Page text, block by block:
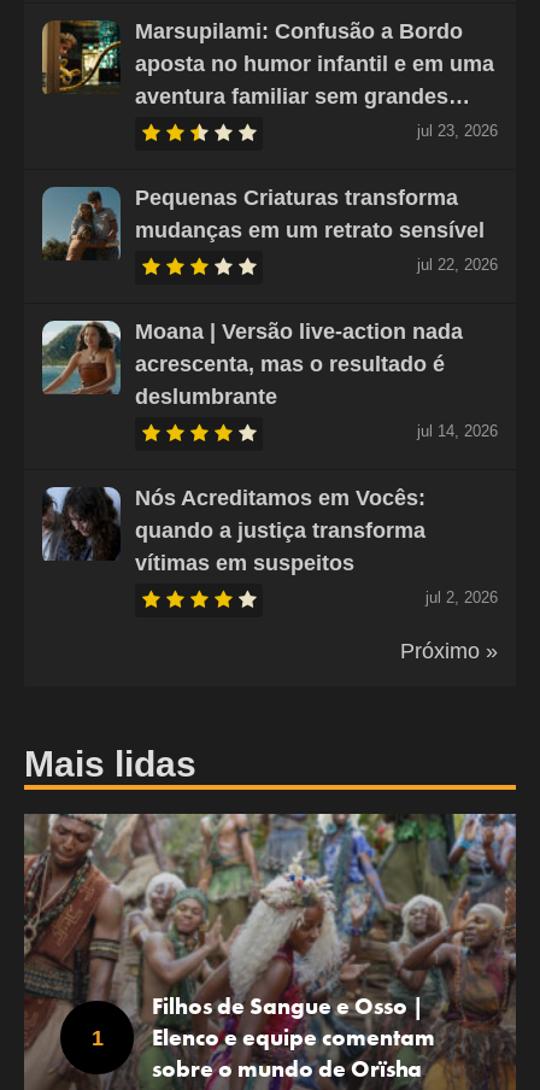
Marsupilami: Confusão a Bordo
aposta no humor infantil e em uma
aventura familiar sem grandes…
jul 23, 2026
Pequenas Criaturas transforma
mudanças em um retrato sensível
jul 22, 2026
Moana | Versão live-action nada
acrescenta, mas o resultado é
deslumbrante
jul 14, 2026
Nós Acreditamos em Vocês:
quando a justiça transforma
vítimas em suspeitos
jul 2, 2026
Próximo »
Mais lidas
Filhos de Sangue e Osso |
Elenco e equipe comentam
sobre o mundo de Orïsha